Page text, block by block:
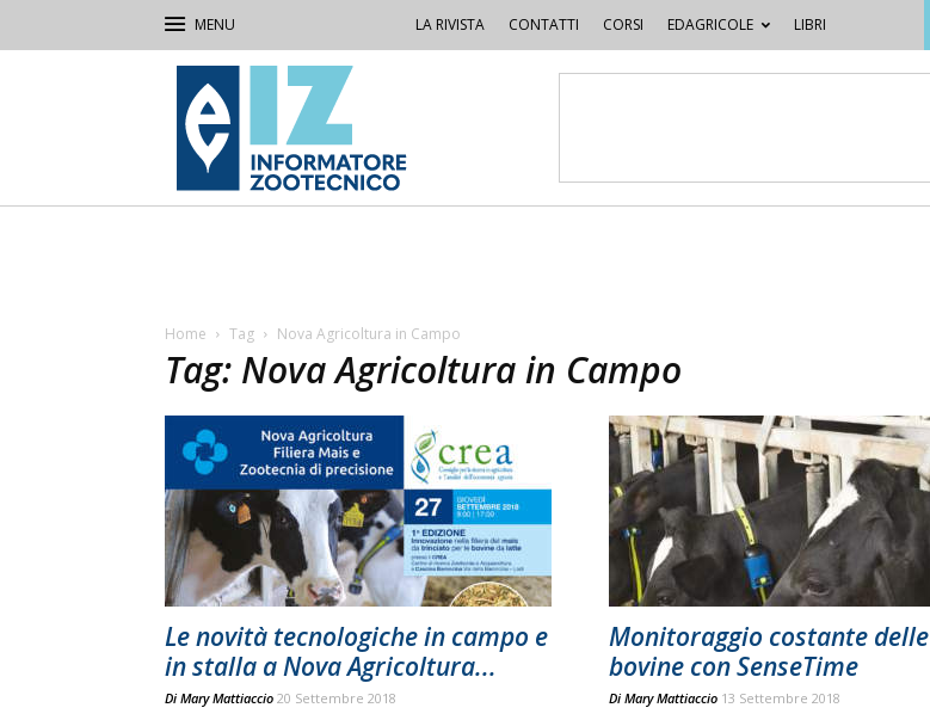
LA RIVISTA CONTATTI CORSI EDAGRICOLE LIBRI
IZ
Informatore
Zootecnico
Home Tag Nova Agricoltura in Campo
Tag: Nova Agricoltura in Campo
Le novità tecnologiche in campo e
in stalla a Nova Agricoltura...
Di Mary Mattiaccio 20 Settembre 2018
Monitoraggio costante delle
bovine con SenseTime
Di Mary Mattiaccio 13 Settembre 2018